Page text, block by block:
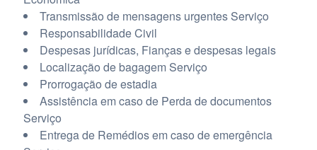
Transmissão de mensagens urgentes Serviço
Responsabilidade Civil
Despesas jurídicas, Fianças e despesas legais
Localização de bagagem Serviço
Prorrogação de estadia
Assistência em caso de Perda de documentos
Serviço
Entrega de Remédios em caso de emergência